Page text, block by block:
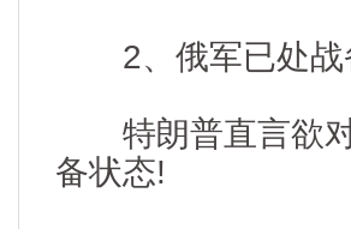
2、俄军已处战
特朗普直言欲对
备状态!